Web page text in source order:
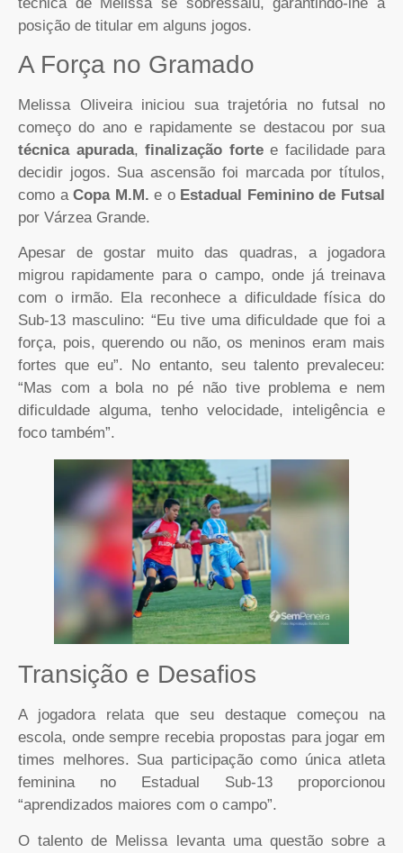
posição de titular em alguns jogos.
A Força no Gramado
Melissa Oliveira iniciou sua trajetória no futsal no
começo do ano e rapidamente se destacou por sua
técnica apurada, finalização fortee facilidade para
decidir jogos. Sua ascensão foi marcada por títulos,
como aCopa M.M. e o Estadual Feminino de Futsal
por Várzea Grande.
Apesar de gostar muito das quadras, a jogadora
migrou rapidamente para o campo, onde já treinava
com o irmão. Ela reconhece a dificuldade física do
Sub-13 masculino: “Eu tive uma dificuldade que foi a
força, pois, querendo ou não, os meninos eram mais
fortes que eu”. No entanto, seu talento prevaleceu:
“Mas com a bola no pé não tive problema e nem
dificuldade alguma, tenho velocidade, inteligência e
foco também”.
Transição e Desafios
A jogadora relata que seu destaque começou na
escola, onde sempre recebia propostas para jogar em
times melhores. Sua participação como única atleta
feminina no Estadual Sub-13 proporcionou
“aprendizados maiores com o campo”.
O talento de Melissa levanta uma questão sobre a